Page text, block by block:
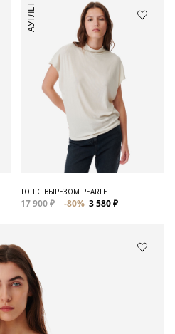
Для нее
и аксессуары
АУТЛЕТ
ТОП С ВЫРЕЗОМ PEARLE
17 900 ₽ -80% 3 580 ₽